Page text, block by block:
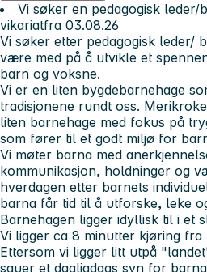
Vi søker en pedagogisk
vikariatfra 03.08.26
Vi søker etter pedagogisk leder/
være med på å utvikle et
barn og voksne.
Vi er en liten bygdebarnehage
tradisjonene rundt oss.
liten barnehage med fokus på
som fører til et godt miljø for
Vi møter barna med
kommunikasjon, holdninger og
hverdagen etter barnets
barna får tid til å utforske, leke
Barnehagen ligger idyllisk til i et
Vi ligger ca 8 minutter kjøring fra
Ettersom vi ligger litt utpå
sauer et dagligdags syn for